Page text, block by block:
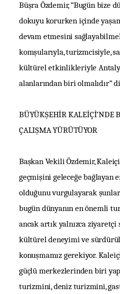
Büşra Özdemir, “Bugün bize
dokuyu korurken içinde
devam etmesini
komşularıyla, turizmcisiyle,
kültürel etkinlikleriyle
alanlarından biri olmalıdır”
BÜYÜKŞEHİR KALEİÇİ’NDE
ÇALIŞMA YÜRÜTÜYOR
Başkan Vekili Özdemir,
geçmişini geleceğe bağlayan
olduğunu vurgulayarak
bugün dünyanın en önemli
ancak artık yalnızca ziyaretçi
kültürel deneyimi ve
konuşmamız gerekiyor.
güçlü merkezlerinden biri
turizmini, deniz turizmini,